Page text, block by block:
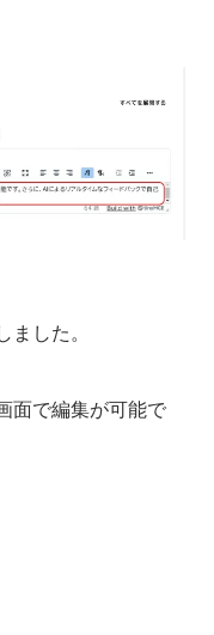
ました。
面で編集が可能で